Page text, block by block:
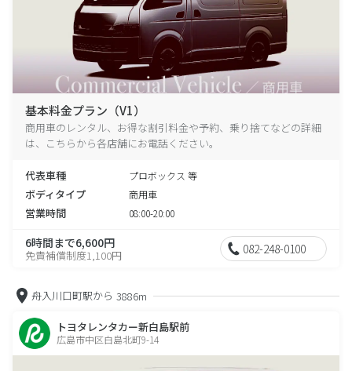
基本料金プラン（V1）
商用車のレンタル、お得な割引料金や予約、乗り捨てなどの詳細
は、こちらから各店舗にお電話ください。
代表車種 プロボックス 等
ボディタイプ 商用車
営業時間 08:00-20:00
6時間まで6,600円
免責補償制度1,100円 082-248-0100
舟入川口町駅から 3886m
トヨタレンタカー新白島駅前
広島市中区白島北町9-14